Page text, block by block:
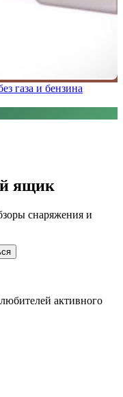
газа и бензина
ящик
снаряжения и
активного